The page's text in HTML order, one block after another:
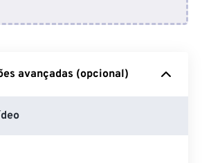
Google Drive
OneDrive
avançadas (opcional)